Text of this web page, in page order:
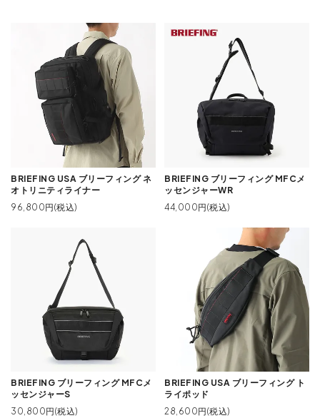
BRIEFING USA ブリーフィング ネ
オトリニティライナー
96,800円(税込)
BRIEFING ブリーフィング MFCメ
ッセンジャーWR
44,000円(税込)
BRIEFING ブリーフィング MFCメ
ッセンジャーS
30,800円(税込)
BRIEFING USA ブリーフィング ト
ライポッド
28,600円(税込)